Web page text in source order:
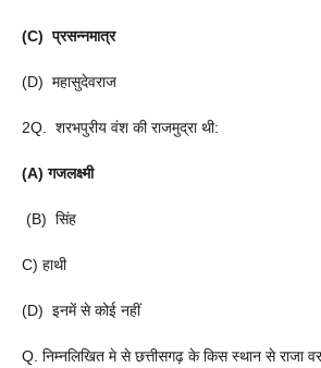
(C) प्रसन्नमात्र
(D) महासुदेवराज
2Q. शरभपुरीय वंश की राजमुद्रा थी:
(A) गजलक्ष्मी
(B) सिंह
C) हाथी
(D) इनमें से कोई नहीं
Q. निम्नलिखित मे से छत्तीसगढ़ के किस स्थान से राजा